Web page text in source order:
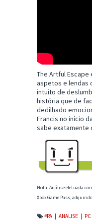
The Artful Escape
aspetos e lendas
intuito de
história que de
dedilhado
Francis no início
sabe exatamente
Nota: Análise efetuada
Xbox Game Pass,
#PA ANALISE PC